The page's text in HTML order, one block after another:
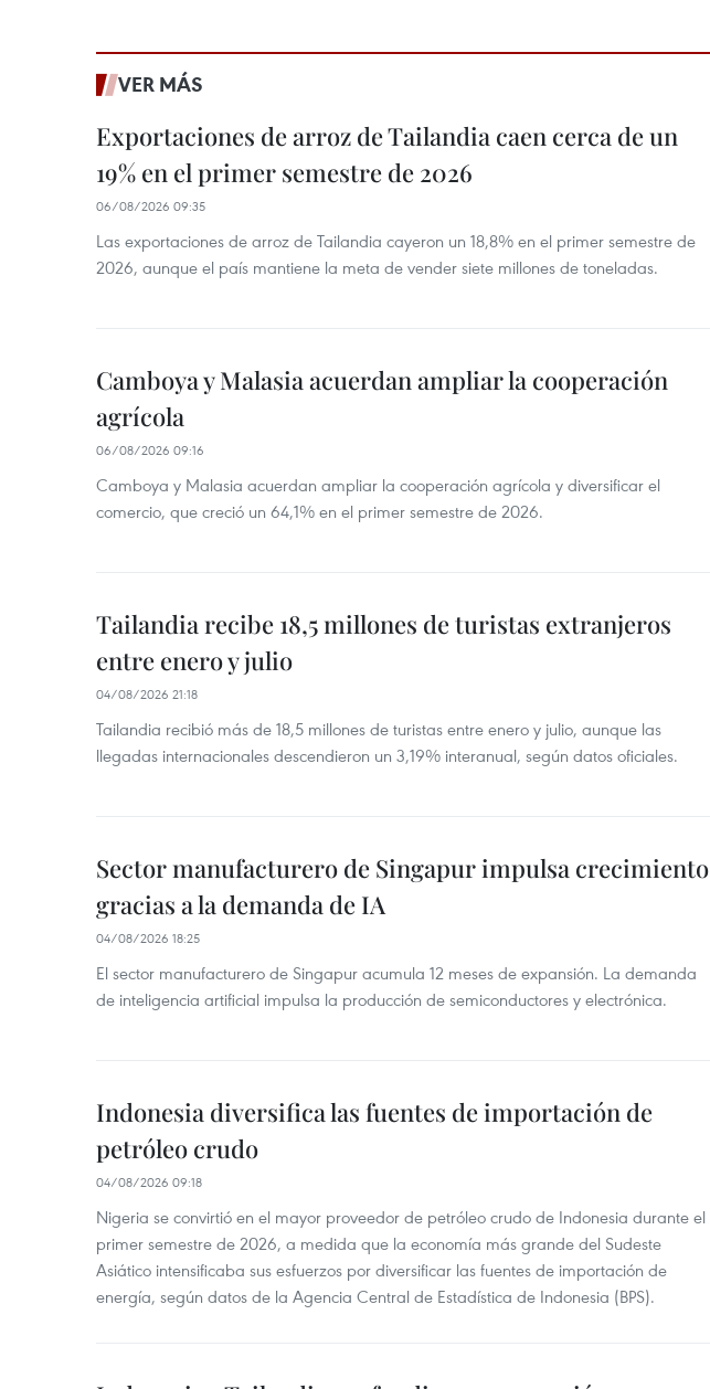
VER MÁS
Exportaciones de arroz de Tailandia caen cerca de un
19% en el primer semestre de 2026
06/08/2026 09:35
Las exportaciones de arroz de Tailandia cayeron un 18,8% en el primer semestre de
2026, aunque el país mantiene la meta de vender siete millones de toneladas.
Camboya y Malasia acuerdan ampliar la cooperación
agrícola
06/08/2026 09:16
Camboya y Malasia acuerdan ampliar la cooperación agrícola y diversificar el
comercio, que creció un 64,1% en el primer semestre de 2026.
Tailandia recibe 18,5 millones de turistas extranjeros
entre enero y julio
04/08/2026 21:18
Tailandia recibió más de 18,5 millones de turistas entre enero y julio, aunque las
llegadas internacionales descendieron un 3,19% interanual, según datos oficiales.
Sector manufacturero de Singapur impulsa crecimiento
gracias a la demanda de IA
04/08/2026 18:25
El sector manufacturero de Singapur acumula 12 meses de expansión. La demanda
de inteligencia artificial impulsa la producción de semiconductores y electrónica.
Indonesia diversifica las fuentes de importación de
petróleo crudo
04/08/2026 09:18
Nigeria se convirtió en el mayor proveedor de petróleo crudo de Indonesia durante el
primer semestre de 2026, a medida que la economía más grande del Sudeste
Asiático intensificaba sus esfuerzos por diversificar las fuentes de importación de
energía, según datos de la Agencia Central de Estadística de Indonesia (BPS).